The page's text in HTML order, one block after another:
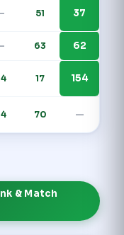
51 37
63 62
17 154
70 —
& Match